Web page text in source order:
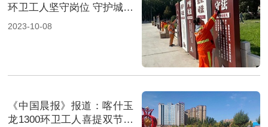
环卫工人坚守岗位 守护城市
靓丽风景
2023-10-08
《中国晨报》报道：喀什玉
龙1300环卫工人喜提双节福